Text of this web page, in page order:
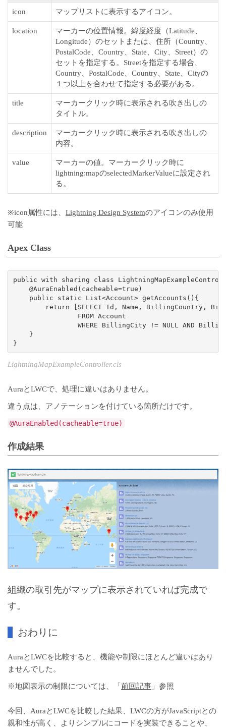
icon マップリストに表示するアイコン。
location
マーカーの位置情報。緯度経度（Latitude、
Longitude）のセットまたは、住所（Country、
PostalCode、Country、State、City、Street）の
セットを指定する。Streetを指定する場合、
Country、PostalCode、Country、State、Cityの
１つ以上を合わせて指定する必要がある。
title
マーカークリック時に表示される吹き出しの
タイトル。
description
マーカークリック時に表示される吹き出しの
内容。
value
マーカーの値。マーカークリック時に
lightning:mapのselectedMarkerValueに設定され
る。
※icon属性には、 Lightning Design Systemのアイコンのみ使用
可能
Apex Class
public with sharing class
    @AuraEnabled(cacheable=true)
    public static List<Account> getAccounts(){
return [SELECT Id, Name, BillingCountry,
                FROM Account
WHERE BillingCity != NULL AND
    }
LightningMapExampleController.cls
AuraとLWCで、処理に違いはありません。
違う点は、アノテーションを付けている箇所だけです。
@AuraEnabled(cacheable=true)
作成結果
組織の取引先がマップに表示されていれば完成で
す。
おわりに
AuraとLWCを比較すると、機能や制限にほとんど違いはあり
ませんでした。
※地図表示の制限については、「 前回記事 」参照
今回、AuraとLWCを比較した結果、LWCの方がJavaScriptとの
親和性が高く、よりシンプルにコードを実装できることや、